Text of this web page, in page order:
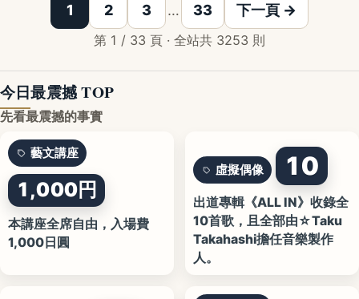
1 2 3 … 33 下一頁 →
第 1 / 33 頁 · 全站共 3253 則
今日最震撼 TOP
先看最震撼的事實
藝文講座
1,000円
本講座全席自由，入場費
1,000日圓
虛擬偶像 10
出道專輯《ALL IN》收錄全
10首歌，且全部由☆Taku
Takahashi擔任音樂製作
人。